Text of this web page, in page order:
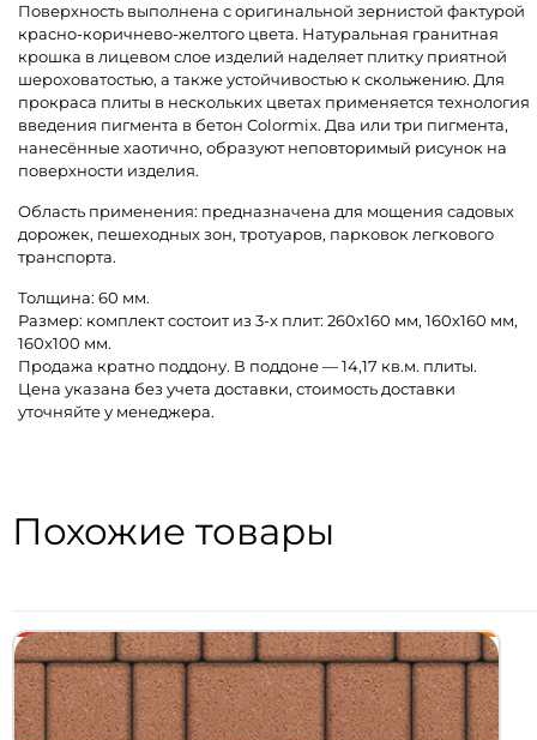
Поверхность выполнена с оригинальной зернистой фактурой
красно-коричнево-желтого цвета. Натуральная гранитная
крошка в лицевом слое изделий наделяет плитку приятной
шероховатостью, а также устойчивостью к скольжению. Для
прокраса плиты в нескольких цветах применяется технология
введения пигмента в бетон Colormix. Два или три пигмента,
нанесённые хаотично, образуют неповторимый рисунок на
поверхности изделия.
Область применения: предназначена для мощения садовых
дорожек, пешеходных зон, тротуаров, парковок легкового
транспорта.
Толщина: 60 мм.
Размер: комплект состоит из 3-х плит: 260х160 мм, 160х160 мм,
160х100 мм.
Продажа кратно поддону. В поддоне — 14,17 кв.м. плиты.
Цена указана без учета доставки, стоимость доставки
уточняйте у менеджера.
Похожие товары